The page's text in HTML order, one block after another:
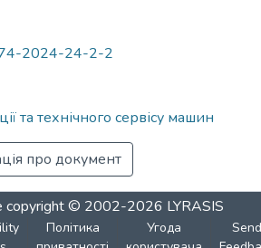
2024-24-2-2
та технічного сервісу машин
про документ
copyright © 2002-2026 LYRASIS
Політика
Угода
Send